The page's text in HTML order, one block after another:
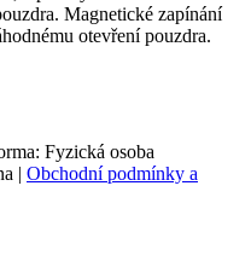
Magnetické zapínání
otevření pouzdra.
Fyzická osoba
| Obchodní podmínky a